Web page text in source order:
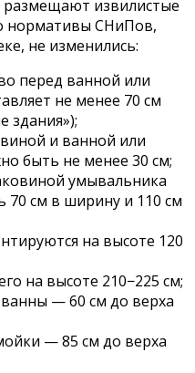
размещают извилистые
нормативы СНиПов,
не изменились:
перед ванной или
не менее 70 см
здания»);
и ванной или
быть не менее 30 см;
умывальника
см в ширину и 110 см
на высоте 120
на высоте 210−225 см;
— 60 см до верха
— 85 см до верха